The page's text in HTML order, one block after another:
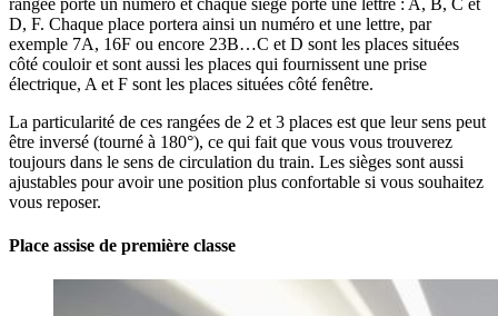
D, F. Chaque place portera ainsi un numéro et une lettre, par
exemple 7A, 16F ou encore 23B…C et D sont les places situées
côté couloir et sont aussi les places qui fournissent une prise
électrique, A et F sont les places situées côté fenêtre.
La particularité de ces rangées de 2 et 3 places est que leur sens peut
être inversé (tourné à 180°), ce qui fait que vous vous trouverez
toujours dans le sens de circulation du train. Les sièges sont aussi
ajustables pour avoir une position plus confortable si vous souhaitez
vous reposer.
Place assise de première classe